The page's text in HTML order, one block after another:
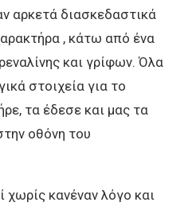
αρκετά διασκεδαστικά
, κάτω από ένα
και γρίφων. Όλα
στοιχεία για το
τα έδεσε και μας τα
οθόνη του
χωρίς κανέναν λόγο και